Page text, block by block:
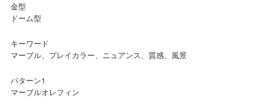
金型
ドーム型
キーワード
マーブル、プレイカラー、ニュアンス、質感、風景
パターン1
マーブルオレフィン